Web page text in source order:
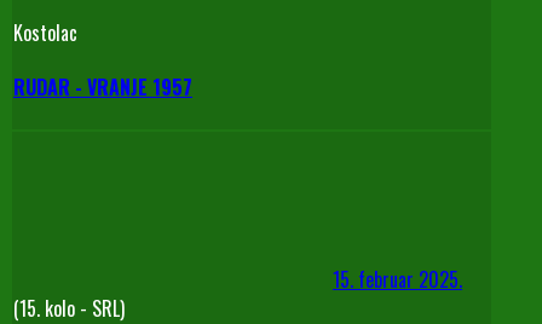
Kostolac
RUDAR - VRANJE 1957
15. februar 2025.
(15. kolo - SRL)